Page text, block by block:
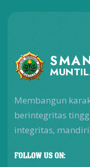
Membangun
berintegritas
integritas,
FOLLOW US ON: